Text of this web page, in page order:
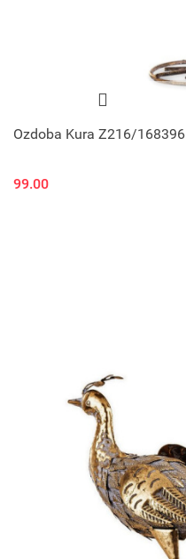
Ozdoba Kura Z216/168396
99.00